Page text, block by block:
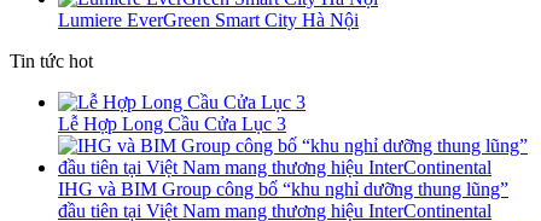
Lumiere EverGreen Smart City Hà Nội
Tin tức hot
Lễ Hợp Long Cầu Cửa Lục 3
IHG và BIM Group công bố “khu nghỉ dưỡng thung lũng”
đầu tiên tại Việt Nam mang thương hiệu InterContinental